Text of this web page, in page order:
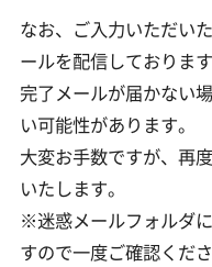
もっと見る
配送・送料について
返品・交換について
なお、ご入力いただい
ールを配信しております
完了メールが届かない
い可能性があります。
大変お手数ですが、再
いたします。
※迷惑メールフォルダ
すので一度ご確認くださ